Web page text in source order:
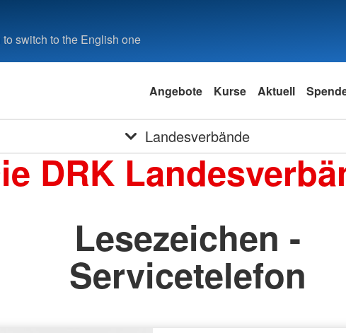
switch to the English one
Angebote Kurse Aktuell
Landesverbände
DRK
Lesezeichen -
Servicetelefon